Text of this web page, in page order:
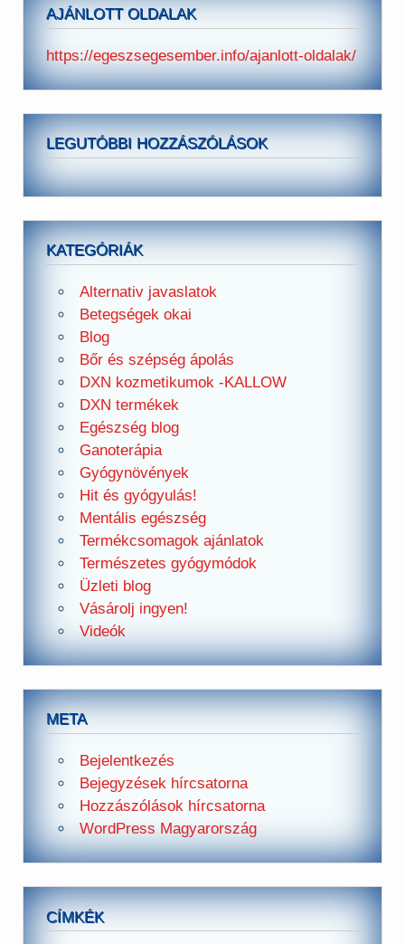
AJÁNLOTT OLDALAK
https://egeszsegesember.info/ajanlott-oldalak/
LEGUTÓBBI HOZZÁSZÓLÁSOK
KATEGÓRIÁK
Alternativ javaslatok
Betegségek okai
Blog
Bőr és szépség ápolás
DXN kozmetikumok -KALLOW
DXN termékek
Egészség blog
Ganoterápia
Gyógynövények
Hit és gyógyulás!
Mentális egészség
Termékcsomagok ajánlatok
Természetes gyógymódok
Üzleti blog
Vásárolj ingyen!
Videók
META
Bejelentkezés
Bejegyzések hírcsatorna
Hozzászólások hírcsatorna
WordPress Magyarország
CÍMKÉK